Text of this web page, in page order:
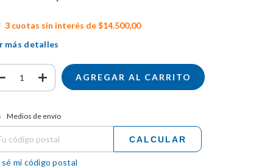
3 cuotas sin interés de$14.500,00
más detalles
para el CP:
Medios de envío
CALCULAR
sé mi código postal